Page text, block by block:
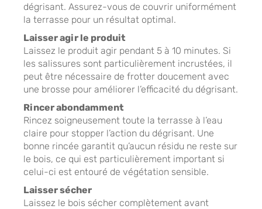
dégrisant. Assurez-vous de couvrir uniformément
la terrasse pour un résultat optimal.
Laisser agir le produit
Laissez le produit agir pendant 5 à 10 minutes. Si
les salissures sont particulièrement incrustées, il
peut être nécessaire de frotter doucement avec
une brosse pour améliorer l’efficacité du dégrisant.
Rincer abondamment
Rincez soigneusement toute la terrasse à l’eau
claire pour stopper l’action du dégrisant. Une
bonne rincée garantit qu’aucun résidu ne reste sur
le bois, ce qui est particulièrement important si
celui-ci est entouré de végétation sensible.
Laisser sécher
Laissez le bois sécher complètement avant